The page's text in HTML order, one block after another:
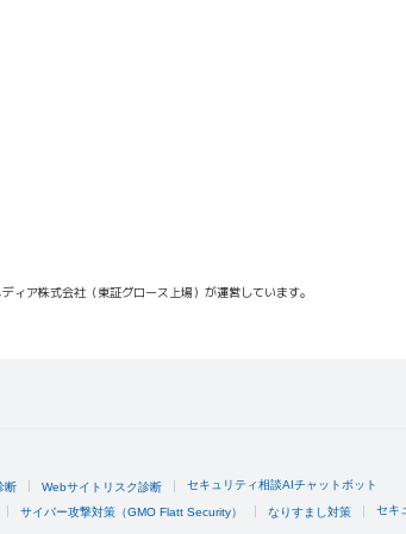
ィア株式会社（東証グロース上場）が運営しています。
断 Webサイトリスク診断 セキュリティ相談AIチャットボット
サイバー攻撃対策（GMO Flatt Security） なりすまし対策 セキ